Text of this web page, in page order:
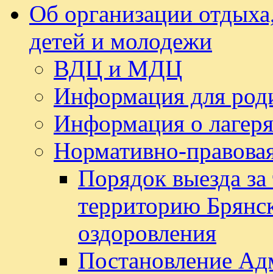
Об организации
детей и молодежи
ВДЦ и МДЦ
Информация для
Информация о
Нормативно-
Порядок выезда
территорию
оздоровления
Постановление